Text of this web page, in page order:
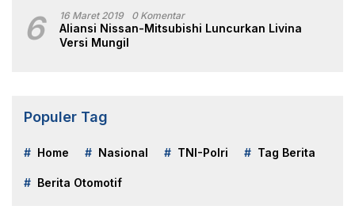
6 16 Maret 2019 0 Komentar
Aliansi Nissan-Mitsubishi Luncurkan Livina
Versi Mungil
Populer Tag
Home Nasional TNI-Polri Tag Berita
Berita Otomotif